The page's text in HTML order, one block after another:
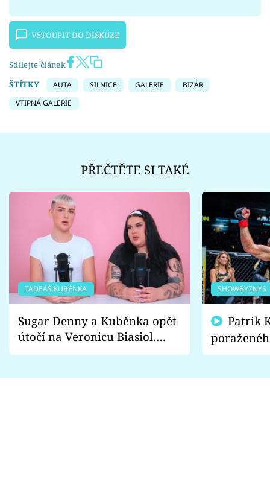
VSTOUPIT DO DISKUZE
Sdílejte článek
ŠTÍTKY
AUTA SILNICE GALERIE
BIZÁR
VTIPNÁ GALERIE
PŘEČTĚTE SI TAKÉ
TADEÁŠ KUBĚNKA
Sugar Denny a Kuběnka opět
útočí na Veronicu Biasiol.
Proč je podle nich falešná a
SHOWBYZNYS
fanoušci